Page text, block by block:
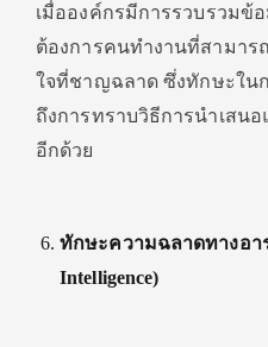
เมื่อองค์กรมีการรวบรวมข้
ต้องการคนทำงานที่สามาร
ใจที่ชาญฉลาด ซึ่งทักษะใน
ถึงการทราบวิธีการนำเสน
อีกด้วย
ทักษะความฉลาดทางอ
Intelligence)